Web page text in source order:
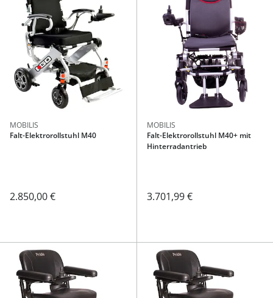
MOBILIS
Falt-Elektrorollstuhl M40
2.850,00 €
MOBILIS
Falt-Elektrorollstuhl M40+ mit
Hinterradantrieb
3.701,99 €